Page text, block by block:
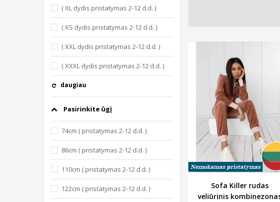
Sofa Killer rudas
veliūrinis
( XL dydis pristatymas 2-12 d.d. )
( XS dydis pristatymas 2-12 d.d. )
( XXL dydis pristatymas 2-12 d.d. )
( XXXL dydis pristatymas 2-12 d.d. )
daugiau
Pasirinkite ūgį
74cm ( pristatymas 2-12 d.d. )
86cm ( pristatymas 2-12 d.d. )
110cm ( pristatymas 2-12 d.d. )
122cm ( pristatymas 2-12 d.d. )